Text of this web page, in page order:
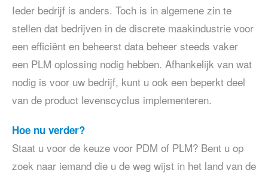
Ieder bedrijf is anders. Toch is in algemene zin te
stellen dat bedrijven in de discrete maakindustrie voor
een efficiënt en beheerst data beheer steeds vaker
een PLM oplossing nodig hebben. Afhankelijk van wat
nodig is voor uw bedrijf, kunt u ook een beperkt deel
van de product levenscyclus implementeren.
Hoe nu verder?
Staat u voor de keuze voor PDM of PLM? Bent u op
zoek naar iemand die u de weg wijst in het land van de